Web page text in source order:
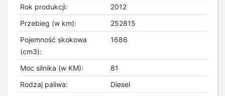
Rok produkcji:
2012
Przebieg (w km):
252815
Pojemność skokowa
(cm3):
1686
Moc silnika (w KM):
81
Rodzaj paliwa:
Diesel